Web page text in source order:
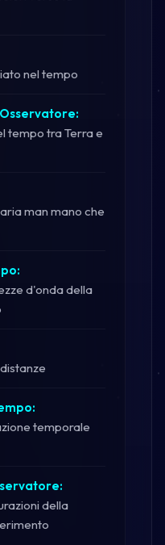
nel tempo
tempo tra Terra e
man mano che
d'onda della
temporale
della